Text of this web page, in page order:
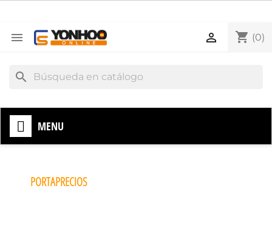
 shopping_cart (0)

search
MENU
PORTAPRECIOS